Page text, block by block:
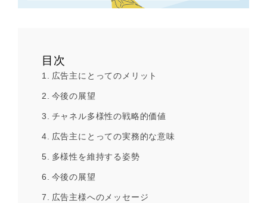
目次
広告主にとってのメリット
今後の展望
チャネル多様性の戦略的価値
広告主にとっての実務的な意味
多様性を維持する姿勢
今後の展望
広告主様へのメッセージ